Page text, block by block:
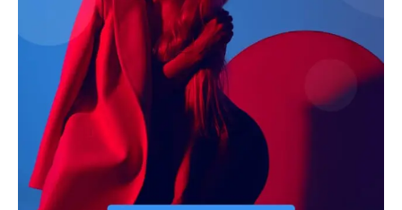
Privacy Policy
Terms of Use Agreement
Facebook
X WhatsApp
Share